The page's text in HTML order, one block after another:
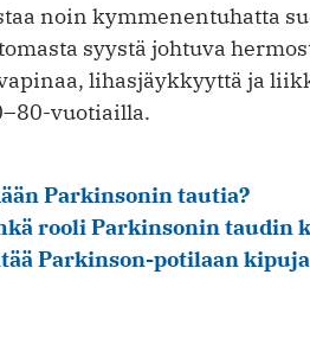
noin kymmenentuhatta
syystä johtuva
lihasjäykkyyttä ja
vuotiailla.
Parkinsonin tautia?
rooli Parkinsonin taudin
Parkinson-potilaan